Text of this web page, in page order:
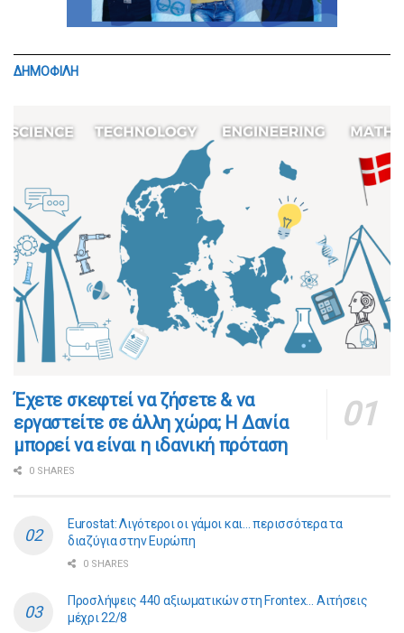
ΔΗΜΟΦΙΛΗ
​​Έχετε σκεφτεί να ζήσετε & να
εργαστείτε σε άλλη χώρα; Η Δανία
μπορεί να είναι η ιδανική πρόταση
0 SHARES
Eurostat: Λιγότεροι οι γάμοι και… περισσότερα τα
διαζύγια στην Ευρώπη
0 SHARES
Προσλήψεις 440 αξιωματικών στη Frontex… Αιτήσεις
μέχρι 22/8